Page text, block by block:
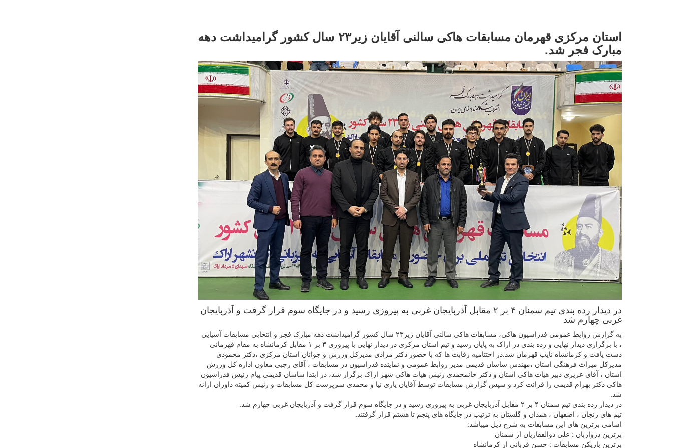
استان مرکزی قهرمان مسابقات هاکی سالنی آقایان زیر۲۳ سال کشور گرامیداشت دهه
مبارک فجر شد.
در دیدار رده بندی تیم سمنان ۴ بر ۲ مقابل آذربایجان غربی به پیروزی رسید و در جایگاه سوم قرار گرفت و آذربایجان
غربی چهارم شد
به گزارش روابط عمومی فدراسیون هاکی، مسابقات هاکی سالنی آقایان زیر۲۳ سال کشور گرامیداشت دهه مبارک فجر و انتخابی مسابقات آسیایی
، با برگزاری دیدار نهایی و رده بندی در اراک به پایان رسید و تیم استان مرکزی در دیدار نهایی با پیروزی ۳ بر ۱ مقابل کرمانشاه به مقام قهرمانی
دست یافت و کرمانشاه نایب قهرمان شد.در اختتامیه رقابت ها که با حضور دکتر مرادی مدیرکل ورزش و جوانان استان مرکزی ،دکتر محمودی
مدیرکل میراث فرهنگی استان ،مهندس ساسان قدیمی مدیر روابط عمومی و نماینده فدراسیون در مسابقات ، آقای رجبی معاون اداره کل ورزش
استان ، آقای عزیزی دبیر هیات هاکی استان و دکتر خانمحمدی رئیس هیات هاکی شهر اراک برگزار شد، در ابتدا ساسان قدیمی پیام رئیس فدراسیون
هاکی دکتر بهرام قدیمی را قرائت کرد و سپس گزارش مسابقات توسط آقایان یاری نیا و محمدی سرپرست کل مسابقات و رئیس کمیته داوران ارائه
شد.
در دیدار رده بندی تیم سمنان ۴ بر ۲ مقابل آذربایجان غربی به پیروزی رسید و در جایگاه سوم قرار گرفت و آذربایجان غربی چهارم شد.
تیم های زنجان ، اصفهان ، همدان و گلستان به ترتیب در جایگاه های پنجم تا هشتم قرار گرفتند.
اسامی برترین های این مسابقات به شرح ذیل میباشد:
برترین دروازبان : علی ذوالفقاریان از سمنان
برترین بازیکن مسابقات : حسن قربانی از کرمانشاه